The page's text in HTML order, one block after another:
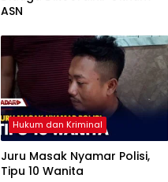
ASN
Hukum dan Kriminal
Juru Masak Nyamar Polisi,
Tipu 10 Wanita